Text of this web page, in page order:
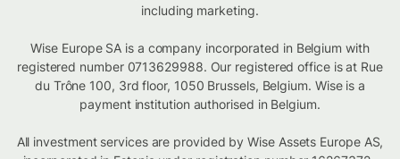
including marketing.
Wise Europe SA is a company incorporated in Belgium with
registered number 0713629988. Our registered office is at Rue
du Trône 100, 3rd floor, 1050 Brussels, Belgium. Wise is a
payment institution authorised in Belgium.
All investment services are provided by Wise Assets Europe AS,